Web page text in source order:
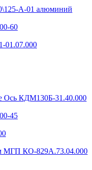
А-01 алюминий
60
01.07.000
Ось КДМ130Б-31.40.000
45
МГП КО-829А.73.04.000